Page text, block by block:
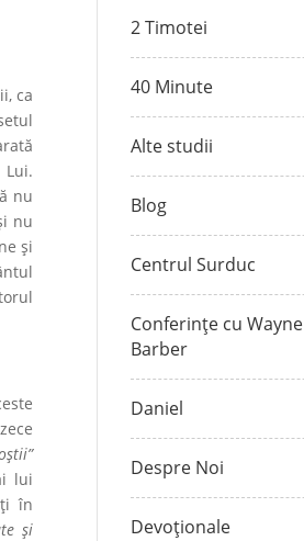
ca
Lui.
nu
nu
și
lui
în
și
2 Timotei
40 Minute
Alte studii
Blog
Centrul Surduc
Conferințe cu Wayne
Barber
Daniel
Despre Noi
Devoționale